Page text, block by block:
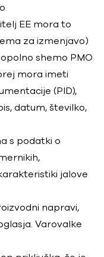
EE mora to
za izmenjavo)
shemo PMO
mora imeti
(PID),
datum, številko,
s podatki o
jalove
napravi,
Varovalke